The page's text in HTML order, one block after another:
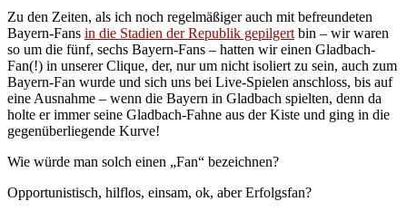
Zu den Zeiten, als ich noch regelmäßiger auch mit befreundeten
Bayern-Fans in die Stadien der Republik gepilgert bin – wir waren
so um die fünf, sechs Bayern-Fans – hatten wir einen Gladbach-
Fan(!) in unserer Clique, der, nur um nicht isoliert zu sein, auch zum
Bayern-Fan wurde und sich uns bei Live-Spielen anschloss, bis auf
eine Ausnahme – wenn die Bayern in Gladbach spielten, denn da
holte er immer seine Gladbach-Fahne aus der Kiste und ging in die
gegenüberliegende Kurve!
Wie würde man solch einen „Fan“ bezeichnen?
Opportunistisch, hilflos, einsam, ok, aber Erfolgsfan?